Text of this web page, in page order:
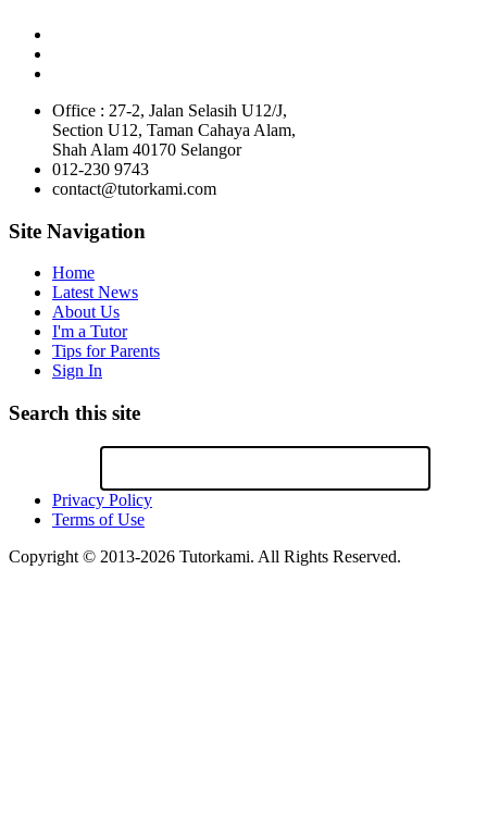
Office : 27-2, Jalan Selasih U12/J,
Section U12, Taman Cahaya Alam,
Shah Alam 40170 Selangor
012-230 9743
contact@tutorkami.com
Site Navigation
Home
Latest News
About Us
I'm a Tutor
Tips for Parents
Sign In
Search this site
Privacy Policy
Terms of Use
Copyright © 2013-2026 Tutorkami. All Rights Reserved.